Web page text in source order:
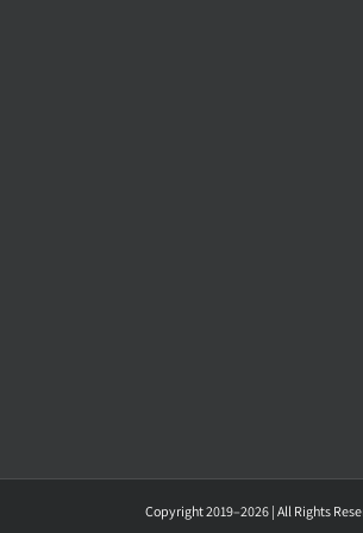
Copyright 2019–2026 | All Rights